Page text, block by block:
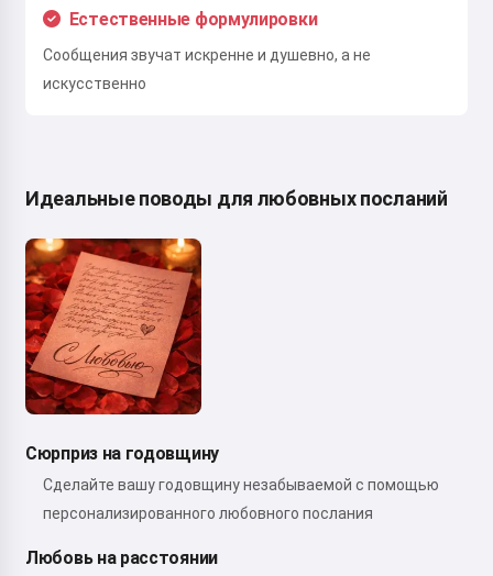
Естественные формулировки
Сообщения звучат искренне и душевно, а не
искусственно
Идеальные поводы для любовных посланий
Сюрприз на годовщину
Сделайте вашу годовщину незабываемой с помощью
персонализированного любовного послания
Любовь на расстоянии